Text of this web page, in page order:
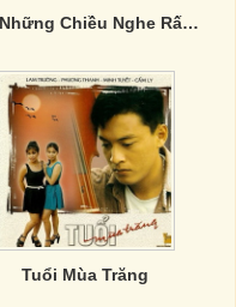
Có Những Chiều Nghe Rất Lạ
Tuổi Mùa Trăng